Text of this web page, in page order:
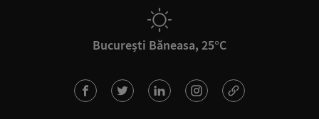
București Băneasa, 25°C